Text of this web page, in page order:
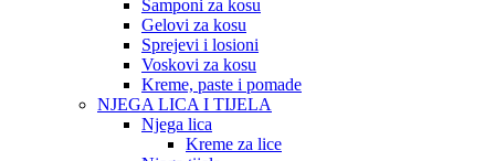
Šamponi za kosu
Gelovi za kosu
Sprejevi i losioni
Voskovi za kosu
Kreme, paste i pomade
NJEGA LICA I TIJELA
Njega lica
Kreme za lice